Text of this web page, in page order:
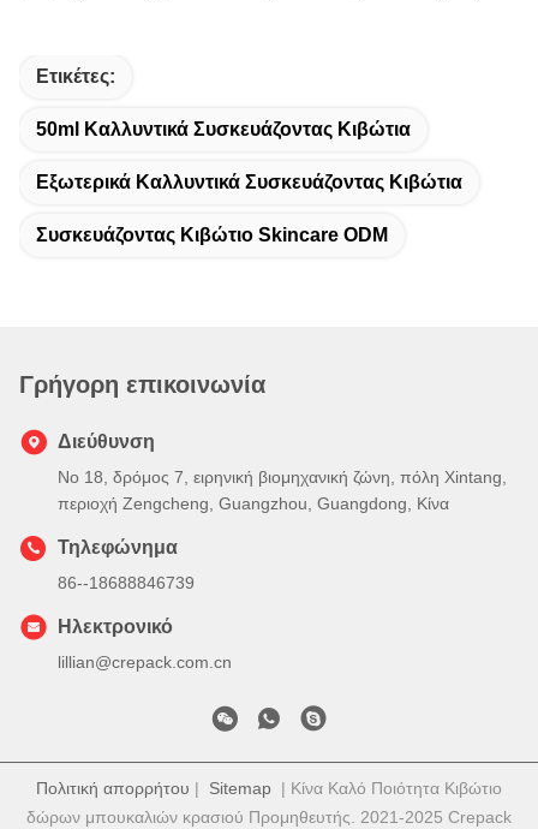
Ετικέτες:
50ml Καλλυντικά Συσκευάζοντας Κιβώτια
Εξωτερικά Καλλυντικά Συσκευάζοντας Κιβώτια
Συσκευάζοντας Κιβώτιο Skincare ODM
Γρήγορη επικοινωνία
Διεύθυνση
Νο 18, δρόμος 7, ειρηνική βιομηχανική ζώνη, πόλη Xintang,
περιοχή Zengcheng, Guangzhou, Guangdong, Κίνα
Τηλεφώνημα
86--18688846739
Ηλεκτρονικό
lillian@crepack.com.cn
Πολιτική απορρήτου | Sitemap | Κίνα Καλό Ποιότητα Κιβώτιο
δώρων μπουκαλιών κρασιού Προμηθευτής. 2021-2025 Crepack